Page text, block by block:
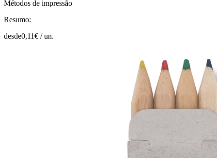
Métodos de impressão
Resumo:
desde0,11€ /un.